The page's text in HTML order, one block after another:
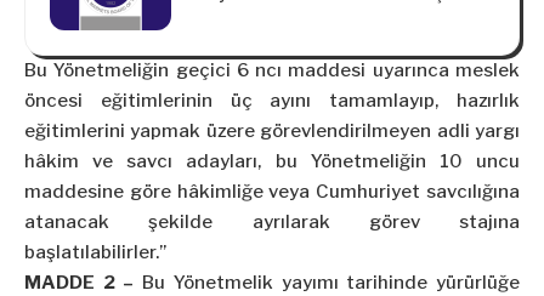
No: 78)
Bu Yönetmeliğin geçici 6 ncı maddesi uyarınca meslek
öncesi eğitimlerinin üç ayını tamamlayıp, hazırlık
eğitimlerini yapmak üzere görevlendirilmeyen adli yargı
hâkim ve savcı adayları, bu Yönetmeliğin 10 uncu
maddesine göre hâkimliğe veya Cumhuriyet savcılığına
atanacak şekilde ayrılarak görev stajına
başlatılabilirler.”
MADDE 2 – Bu Yönetmelik yayımı tarihinde yürürlüğe